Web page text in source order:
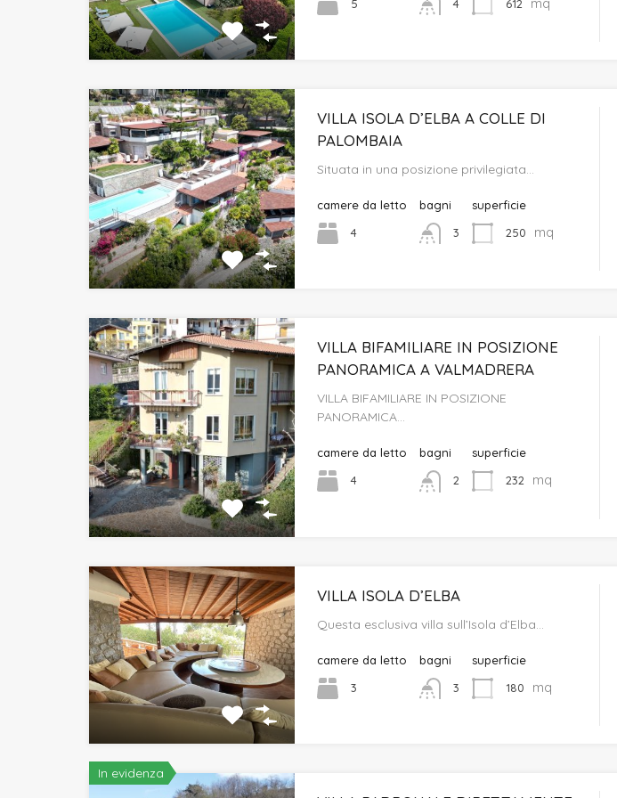
5 4 612
VILLA ISOLA D’ELBA A COLLE DI
PALOMBAIA
Situata in una posizione privilegiata…
camere da letto
4
bagni
3
superficie
250
mq
VILLA BIFAMILIARE IN POSIZIONE
PANORAMICA A VALMADRERA
VILLA BIFAMILIARE IN POSIZIONE
PANORAMICA…
camere da letto
4
bagni
2
superficie
232
mq
VILLA ISOLA D’ELBA
Questa esclusiva villa sull’Isola d’Elba…
camere da letto
3
bagni
3
superficie
180
mq
In evidenza